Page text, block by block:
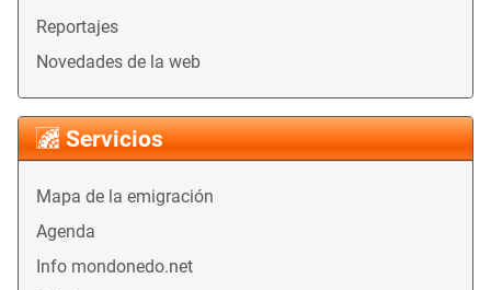
Reportajes
Novedades de la web
Servicios
Mapa de la emigración
Agenda
Info mondonedo.net